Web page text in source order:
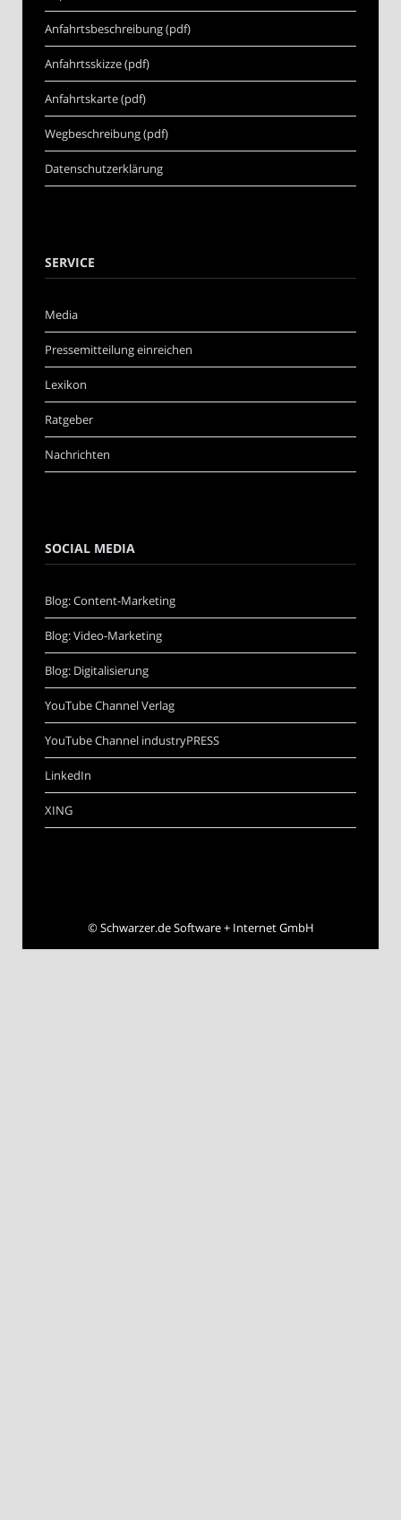
Anfahrtsbeschreibung (pdf)
Anfahrtsskizze (pdf)
Anfahrtskarte (pdf)
Wegbeschreibung (pdf)
Datenschutzerklärung
SERVICE
Media
Pressemitteilung einreichen
Lexikon
Ratgeber
Nachrichten
SOCIAL MEDIA
Blog: Content-Marketing
Blog: Video-Marketing
Blog: Digitalisierung
YouTube Channel Verlag
YouTube Channel industryPRESS
LinkedIn
XING
©Schwarzer.de Software + Internet GmbH